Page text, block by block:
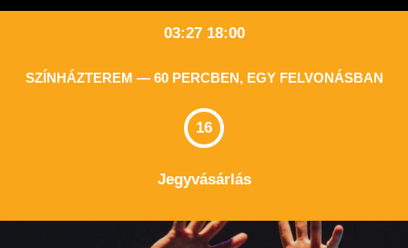
03:27 18:00
SZÍNHÁZTEREM — 60 PERCBEN, EGY FELVONÁSBAN
16
Jegyvásárlás